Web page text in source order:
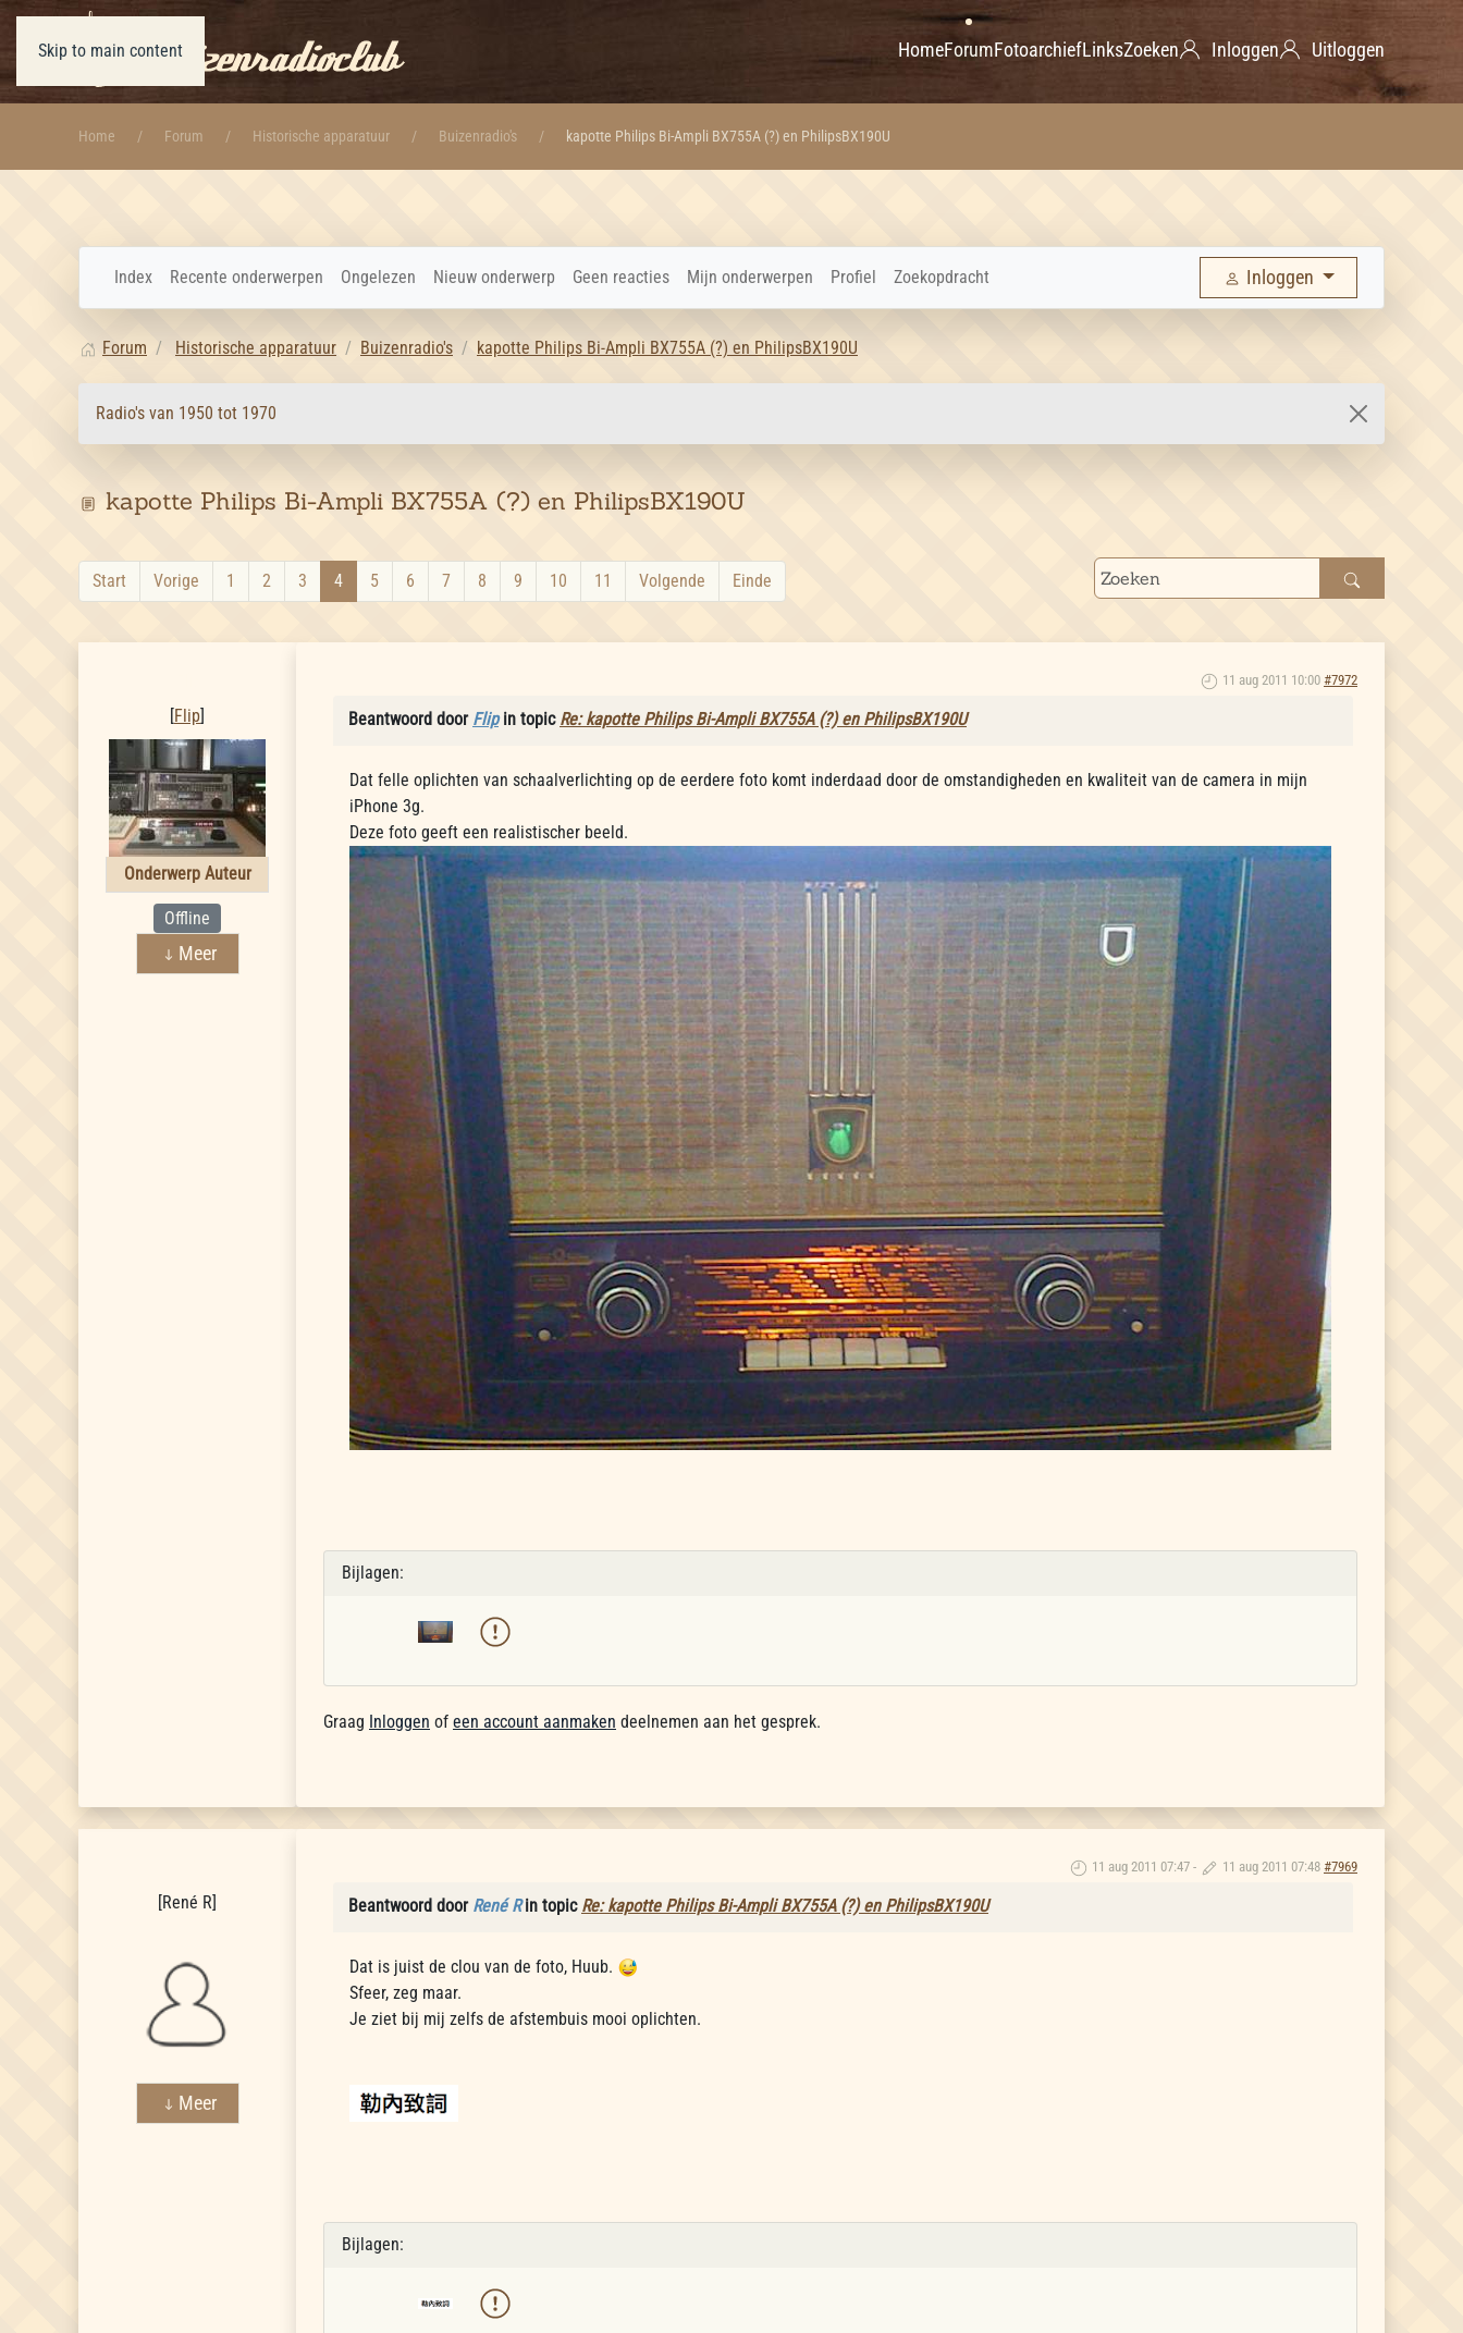
Skip to main content HomeForumFotoarchiefLinksZoeken Inloggen Uitloggen
Home Forum Historische apparatuur Buizenradio's kapotte Philips Bi-Ampli BX755A (?) en PhilipsBX190U
Index Recente onderwerpen Ongelezen Nieuw onderwerp Geen reacties Mijn onderwerpen Profiel Zoekopdracht Inloggen
Forum Historische apparatuur Buizenradio's kapotte Philips Bi-Ampli BX755A (?) en PhilipsBX190U
Radio's van 1950 tot 1970
kapotte Philips Bi-Ampli BX755A (?) en PhilipsBX190U
Start Vorige 1 2 3 4 5 6 7 8 9 10 11 Volgende Einde
[Flip]
Onderwerp Auteur
Offline
Meer
11 aug 2011 10:00 #7972
Beantwoord door Flipin topic Re: kapotte Philips Bi-Ampli BX755A (?) en PhilipsBX190U
Dat felle oplichten van schaalverlichting op de eerdere foto komt inderdaad door de omstandigheden en kwaliteit van de camera in mijn
iPhone 3g.
Deze foto geeft een realistischer beeld.
Bijlagen:
Graag Inloggen of een account aanmaken deelnemen aan het gesprek.
[René R]
Meer
11 aug 2011 07:47 - 11 aug 2011 07:48 #7969
Beantwoord door René Rin topic Re: kapotte Philips Bi-Ampli BX755A (?) en PhilipsBX190U
Dat is juist de clou van de foto, Huub.
Sfeer, zeg maar.
Je ziet bij mij zelfs de afstembuis mooi oplichten.
Bijlagen: